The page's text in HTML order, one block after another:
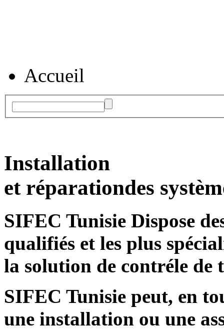
Accueil
Installation
et réparationdes
SIFEC Tunisie Dispose
qualifiés et les plus
la solution de contréle de
SIFEC Tunisie peut, en
une installation ou une